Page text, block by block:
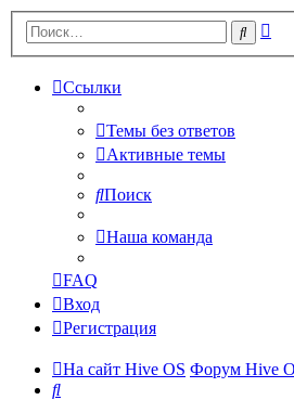
Поиск
Ссылки
Темы без ответов
Активные темы
Поиск
Наша команда
FAQ
Вход
Регистрация
На сайт Hive OS Форум Hive
Поиск